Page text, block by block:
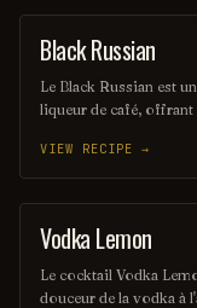
populaire pour ceux
ORDINARY DRINK
Black Russian
Le Black Russian est
liqueur de café,
élégant, idéal pour les
audacieux est souvent
VIEW RECIPE →
COCKTAIL
Vodka Lemon
Le cocktail Vodka
douceur de la vodka à